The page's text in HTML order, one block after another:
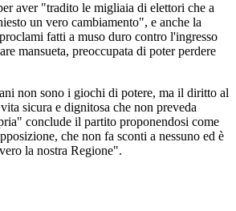
aver "tradito le migliaia di elettori che a
un vero cambiamento", e anche la
fatti a muso duro contro l'ingresso
mansueta, preoccupata di poter perdere
non sono i giochi di potere, ma il diritto al
sicura e dignitosa che non preveda
conclude il partito proponendosi come
che non fa sconti a nessuno ed è
la nostra Regione".